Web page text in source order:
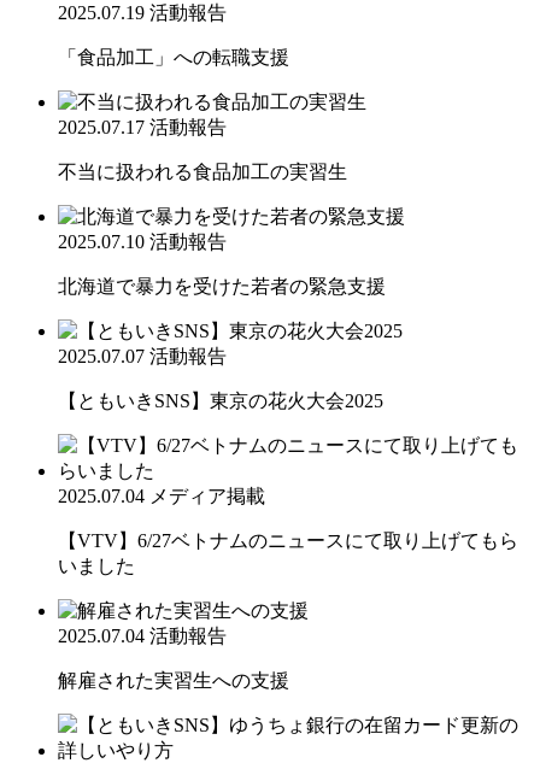
2025.07.19 活動報告
「食品加工」への転職支援
2025.07.17 活動報告
不当に扱われる食品加工の実習生
2025.07.10 活動報告
北海道で暴力を受けた若者の緊急支援
2025.07.07 活動報告
【ともいきSNS】東京の花火大会2025
2025.07.04 メディア掲載
【VTV】6/27ベトナムのニュースにて取り上げてもら
いました
2025.07.04 活動報告
解雇された実習生への支援